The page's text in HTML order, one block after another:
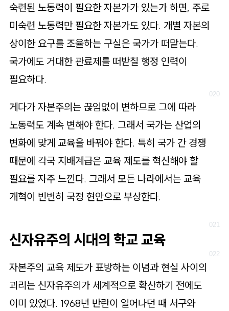
숙련된 노동력이 필요한 자본가가 있는가 하면, 주로
미숙련 노동력만 필요한 자본가도 있다. 개별 자본의
상이한 요구를 조율하는 구실은 국가가 떠맡는다.
국가에도 거대한 관료제를 떠받칠 행정 인력이
필요하다.
게다가 자본주의는 끊임없이 변하므로 그에 따라
노동력도 계속 변해야 한다. 그래서 국가는 산업의
변화에 맞게 교육을 바꿔야 한다. 특히 국가 간 경쟁
때문에 각국 지배계급은 교육 제도를 혁신해야 할
필요를 자주 느낀다. 그래서 모든 나라에서는 교육
개혁이 빈번히 국정 현안으로 부상한다.
신자유주의 시대의 학교 교육
자본주의 교육 제도가 표방하는 이념과 현실 사이의
괴리는 신자유주의가 세계적으로 확산하기 전에도
이미 있었다. 1968년 반란이 일어나던 때 서구와